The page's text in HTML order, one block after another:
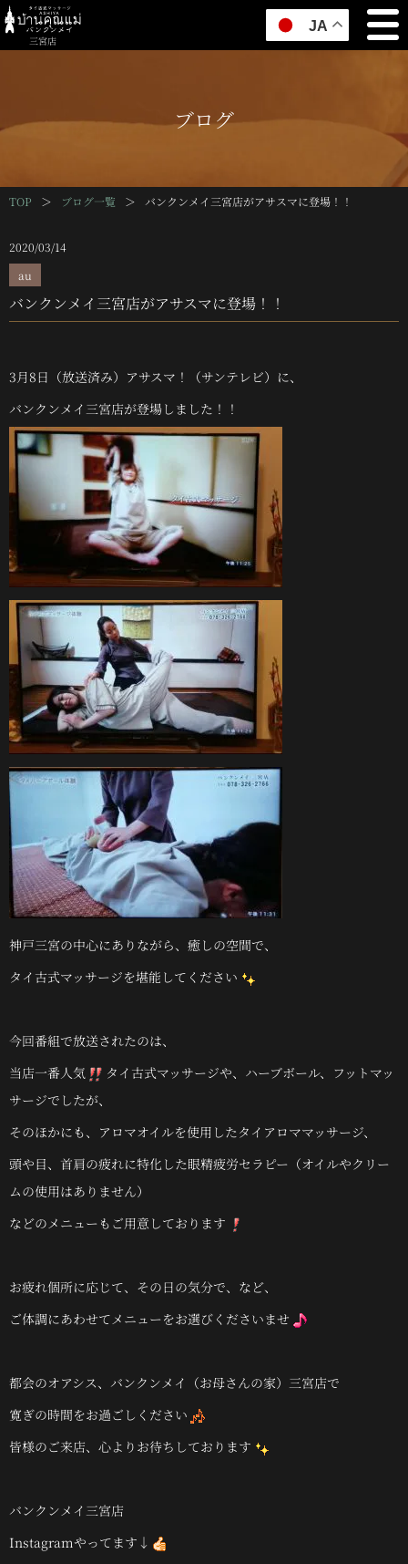
三宮店
ブログ
TOP ＞ ブログ一覧 ＞ バンクンメイ三宮店がアサスマに登場！！
2020/03/14
au
バンクンメイ三宮店がアサスマに登場！！
3月8日（放送済み）アサスマ！（サンテレビ）に、
バンクンメイ三宮店が登場しました！！
神戸三宮の中心にありながら、癒しの空間で、
タイ古式マッサージを堪能してください
今回番組で放送されたのは、
当店一番人気
タイ古式マッサージや、ハーブボール、フットマッ
サージでしたが、
そのほかにも、アロマオイルを使用したタイアロママッサージ、
頭や目、首肩の疲れに特化した眼精疲労セラピー（オイルやクリー
ムの使用はありません）
などのメニューもご用意しております
お疲れ個所に応じて、その日の気分で、など、
ご体調にあわせてメニューをお選びくださいませ
都会のオアシス、バンクンメイ（お母さんの家）三宮店で
寛ぎの時間をお過ごしください
皆様のご来店、心よりお待ちしております
バンクンメイ三宮店
Instagramやってます↓
JA